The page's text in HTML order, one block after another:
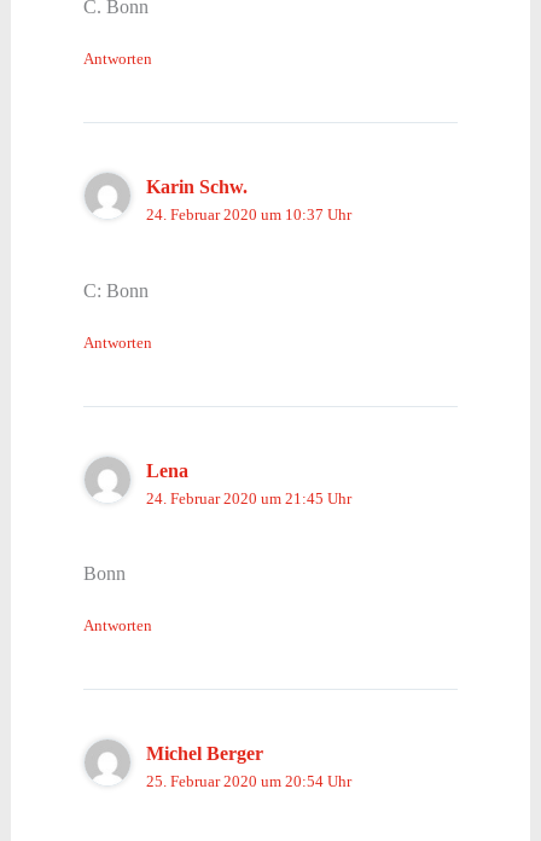
C. Bonn
Antworten
Karin Schw.
24. Februar 2020 um 10:37 Uhr
C: Bonn
Antworten
Lena
24. Februar 2020 um 21:45 Uhr
Bonn
Antworten
Michel Berger
25. Februar 2020 um 20:54 Uhr